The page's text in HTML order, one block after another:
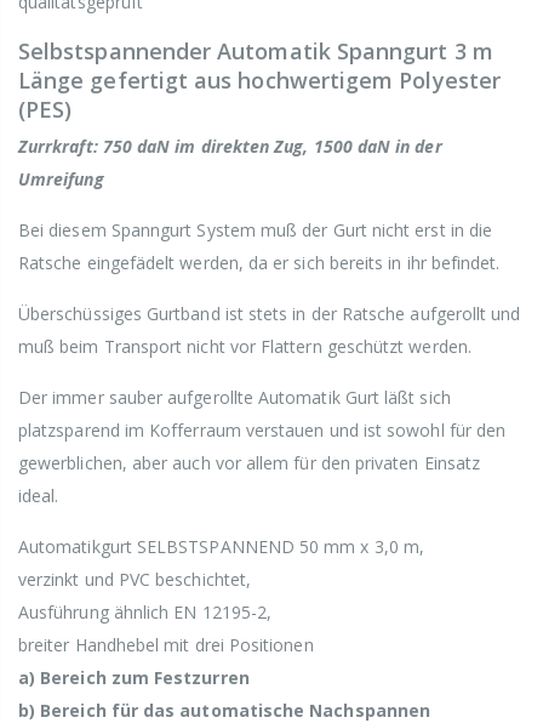
Selbstspannender Automatik Spanngurt 3 m
Länge gefertigt aus hochwertigem Polyester
(PES)
Zurrkraft: 750 daN im direkten Zug, 1500 daN in der
Umreifung
Bei diesem Spanngurt System muß der Gurt nicht erst in die
Ratsche eingefädelt werden, da er sich bereits in ihr befindet.
Überschüssiges Gurtband ist stets in der Ratsche aufgerollt und
muß beim Transport nicht vor Flattern geschützt werden.
Der immer sauber aufgerollte Automatik Gurt läßt sich
platzsparend im Kofferraum verstauen und ist sowohl für den
gewerblichen, aber auch vor allem für den privaten Einsatz
ideal.
Automatikgurt SELBSTSPANNEND 50 mm x 3,0 m,
verzinkt und PVC beschichtet,
Ausführung ähnlich EN 12195-2,
breiter Handhebel mit drei Positionen
a) Bereich zum Festzurren
b) Bereich für das automatische Nachspannen